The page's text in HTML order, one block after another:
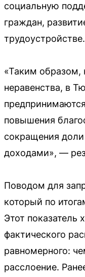
социальную
граждан,
трудоустройстве.
«Таким образом,
неравенства, в
повышения
сокращения
доходами», —
Поводом для
который по
Этот показатель
фактического
равномерного:
расслоение.